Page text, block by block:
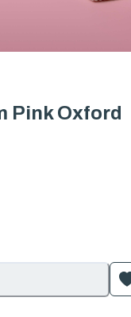
Pink Oxford